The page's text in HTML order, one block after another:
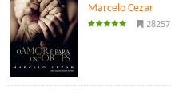
Marcelo Cezar
28257